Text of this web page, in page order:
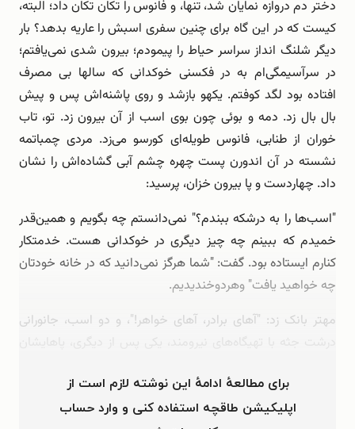
دختر دم دروازه نمایان شد، تنها، و فانوس را تکان تکان داد؛ البته،
کیست که در این گاه برای چنین سفری اسبش را عاریه بدهد؟ بار
دیگر شلنگ انداز سراسر حیاط را پیمودم؛ بیرون شدی نمی‌یافتم؛
در سرآسیمگی‌ام به در فکسنی خوکدانی که سالها بی مصرف
افتاده بود لگد کوفتم. یکهو بازشد و روی پاشنه‌اش پس و پیش
بال بال زد. دمه و بوئی چون بوی اسب از آن بیرون زد. تو، تاب
خوران از طنابی، فانوس طویله‌ای کورسو می‌زد. مردی چمباتمه
نشسته در آن اندورن پست چهره چشم آبی گشاده‌اش را نشان
داد. چهاردست و پا بیرون خزان، پرسید:
"اسب‌ها را به درشکه ببندم؟" نمی‌دانستم چه بگویم و همین‌قدر
خمیدم که ببینم چه چیز دیگری در خوکدانی هست. خدمتکار
کنارم ایستاده بود. گفت: "شما هرگز نمی‌دانید که در خانه خودتان
چه خواهید یافت" وهردوخندیدیم.
مهتر بانک زد: "آهای برادر، آهای خواهر!"، و دو اسب، جانورانی
برای مطالعهٔ ادامهٔ این نوشته لازم است از
اپلیکیشن طاقچه استفاده کنی و وارد حساب